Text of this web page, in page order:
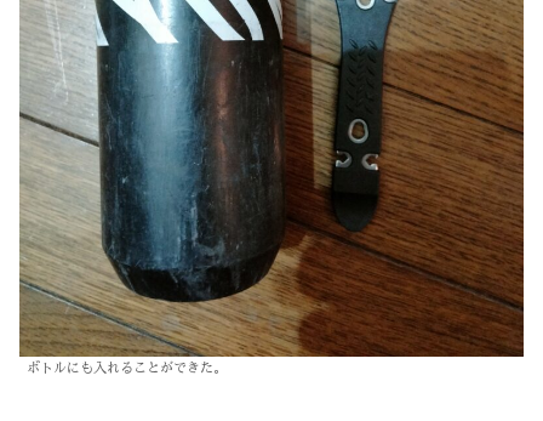
ボトルにも入れることができた。